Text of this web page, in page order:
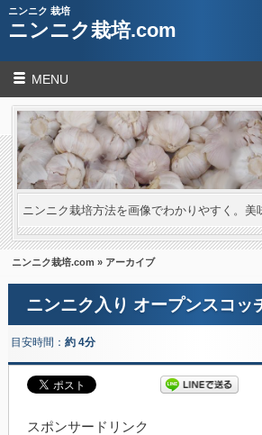
ニンニク 栽培
ニンニク栽培.com
MENU
ニンニク栽培方法を画像でわかりやすく。美
ニンニク栽培.com » アーカイブ
ニンニク入り オープンスコッ
目安時間： 約 4分
スポンサードリンク